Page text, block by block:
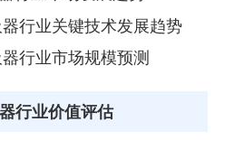
行业关键技术发展趋势
行业市场规模预测
行业价值评估